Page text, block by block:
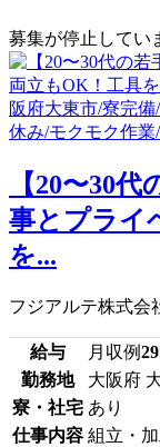
募集が停止してい
【20〜30
事とプライ
を...
フジアルテ株式会
給与 月収例
勤務地
大阪府
寮・社宅 あり
仕事内容 組立・